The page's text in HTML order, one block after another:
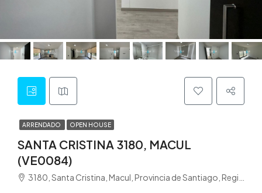
ARRENDADO OPEN HOUSE
SANTA CRISTINA 3180, MACUL
(VE0084)
3180, Santa Cristina, Macul, Provincia de Santiago, Región Metropolitana de Santiago, 7810000, Chile